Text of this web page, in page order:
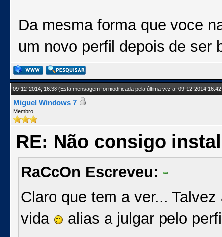
Da mesma forma que voce
um novo perfil depois de ser
09-12-2014, 16:38(Esta mensagem foi modificada pela última vez a: 09-12-2014
Miguel Windows 7
Membro
RE: Não consigo
RaCcOn Escreveu:
Claro que tem a ver...
vida
alias a julgar pelo